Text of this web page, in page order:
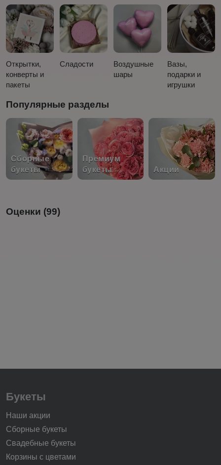
Открытки,
конверты и
пакеты
Сладости
Воздушные
шары
Вазы,
подарки и
игрушки
Популярные разделы
Сборные
букеты
Премиум
букеты
Акции
Оценки (99)
Букеты
Наши акции
Сборные букеты
Свадебные букеты
Корзины с цветами